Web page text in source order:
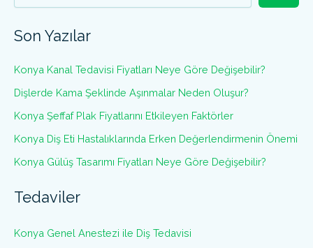
Son Yazılar
Konya Kanal Tedavisi Fiyatları Neye Göre Değişebilir?
Dişlerde Kama Şeklinde Aşınmalar Neden Oluşur?
Konya Şeffaf Plak Fiyatlarını Etkileyen Faktörler
Konya Diş Eti Hastalıklarında Erken Değerlendirmenin Önemi
Konya Gülüş Tasarımı Fiyatları Neye Göre Değişebilir?
Tedaviler
Konya Genel Anestezi ile Diş Tedavisi